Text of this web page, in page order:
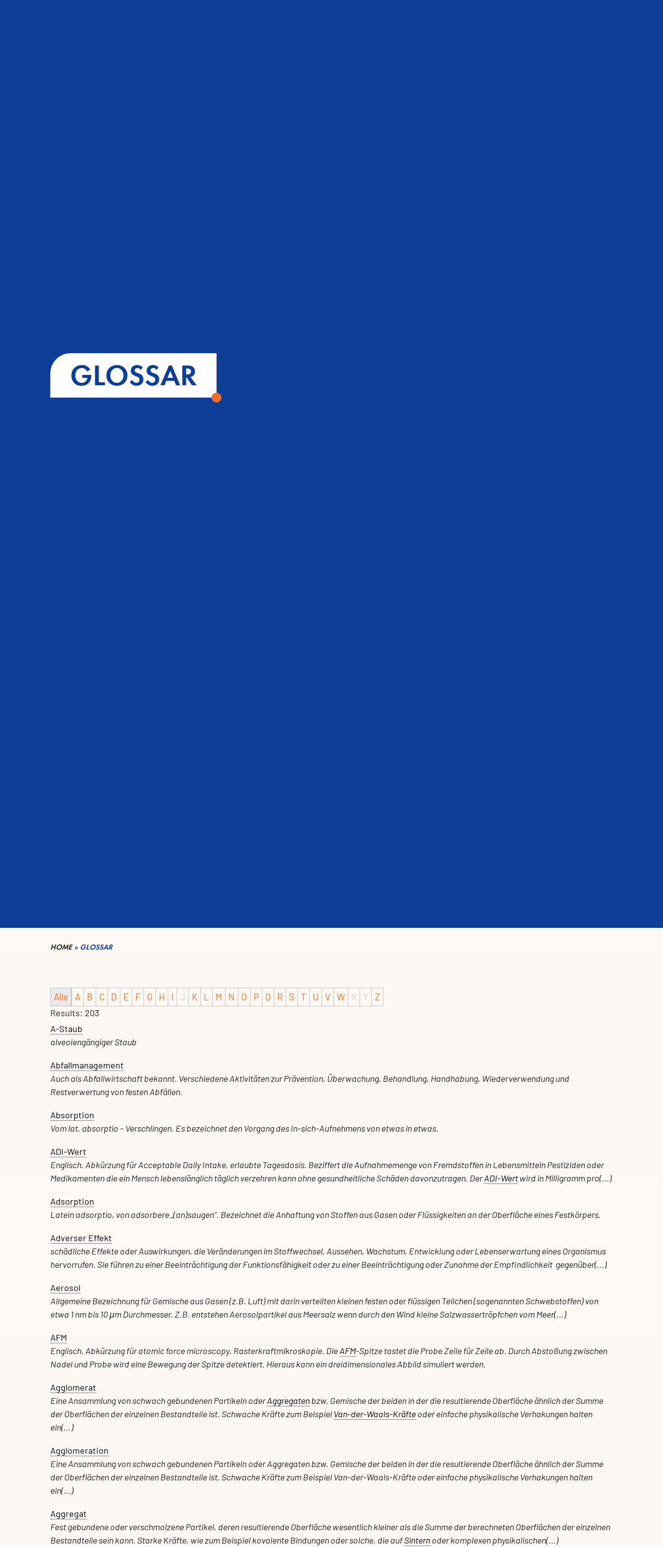
GLOSSAR
HOME» GLOSSAR
Alle A B C D E F G H I J K L M N O P Q R S T U V W X Y Z
Results: 203
A-Staub
alveolengängiger Staub
Abfallmanagement
Auch als Abfallwirtschaft bekannt. Verschiedene Aktivitäten zur Prävention, Überwachung, Behandlung, Handhabung, Wiederverwendung und
Restverwertung von festen Abfällen.
Absorption
Vom lat. absorptio – Verschlingen. Es bezeichnet den Vorgang des In-sich-Aufnehmens von etwas in etwas.
ADI-Wert
Englisch. Abkürzung für Acceptable Daily Intake, erlaubte Tagesdosis. Beziffert die Aufnahmemenge von Fremdstoffen in Lebensmitteln Pestiziden oder
Medikamenten die ein Mensch lebenslänglich täglich verzehren kann ohne gesundheitliche Schäden davonzutragen. DerADI-Wertwird in Milligramm pro(...)
Adsorption
Latein adsorptio, von adsorbere „(an)saugen“. Bezeichnet die Anhaftung von Stoffen aus Gasen oder Flüssigkeiten an der Oberfläche eines Festkörpers.
Adverser Effekt
schädliche Effekte oder Auswirkungen, die Veränderungen im Stoffwechsel, Aussehen, Wachstum, Entwicklung oder Lebenserwartung eines Organismus
hervorrufen. Sie führen zu einer Beeinträchtigung der Funktionsfähigkeit oder zu einer Beeinträchtigung oder Zunahme der Empfindlichkeit gegenüber(...)
Aerosol
Allgemeine Bezeichnung für Gemische aus Gasen (z.B. Luft) mit darin verteilten kleinen festen oder flüssigen Teilchen (sogenannten Schwebstoffen) von
etwa 1 nm bis 10 μm Durchmesser. Z.B. entstehen Aerosolpartikel aus Meersalz wenn durch den Wind kleine Salzwassertröpfchen vom Meer(...)
AFM
Englisch, Abkürzung für atomic force microscopy, Rasterkraftmikroskopie. DieAFM-Spitze tastet die Probe Zeile für Zeile ab. Durch Abstoßung zwischen
Nadel und Probe wird eine Bewegung der Spitze detektiert. Hieraus kann ein dreidimensionales Abbild simuliert werden.
Agglomerat
Eine Ansammlung von schwach gebundenen Partikeln oderAggregatenbzw. Gemische der beiden in der die resultierende Oberfläche ähnlich der Summe
der Oberflächen der einzelnen Bestandteile ist. Schwache Kräfte zum BeispielVan-der-Waals-Kräfteoder einfache physikalische Verhakungen halten
ein(...)
Agglomeration
Eine Ansammlung von schwach gebundenen Partikeln oder Aggregaten bzw. Gemische der beiden in der die resultierende Oberfläche ähnlich der Summe
der Oberflächen der einzelnen Bestandteile ist. Schwache Kräfte zum Beispiel Van-der-Waals-Kräfte oder einfache physikalische Verhakungen halten
ein(...)
Aggregat
Fest gebundene oder verschmolzene Partikel, deren resultierende Oberfläche wesentlich kleiner als die Summe der berechneten Oberflächen der einzelnen
Bestandteile sein kann. Starke Kräfte, wie zum Beispiel kovalente Bindungen oder solche, die aufSinternoder komplexen physikalischen(...)